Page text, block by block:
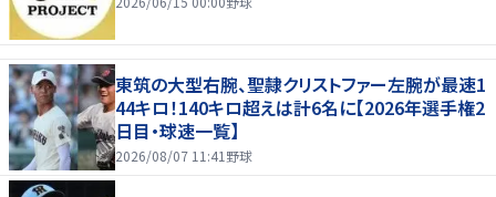
東筑の大型右腕、聖隷クリストファー左腕が最速1
44キロ！140キロ超えは計6名に【2026年選手権2
日目・球速一覧】
2026/08/07 11:41 野球